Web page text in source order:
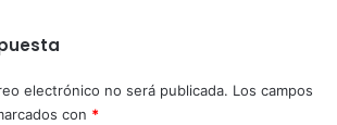
electrónico no será publicada. Los campos
con *